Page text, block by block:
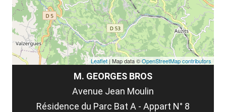
M. GEORGES BROS
Avenue Jean Moulin
Résidence du Parc Bat A - Appart N° 8
Leaflet | Map data ©OpenStreetMap contributors